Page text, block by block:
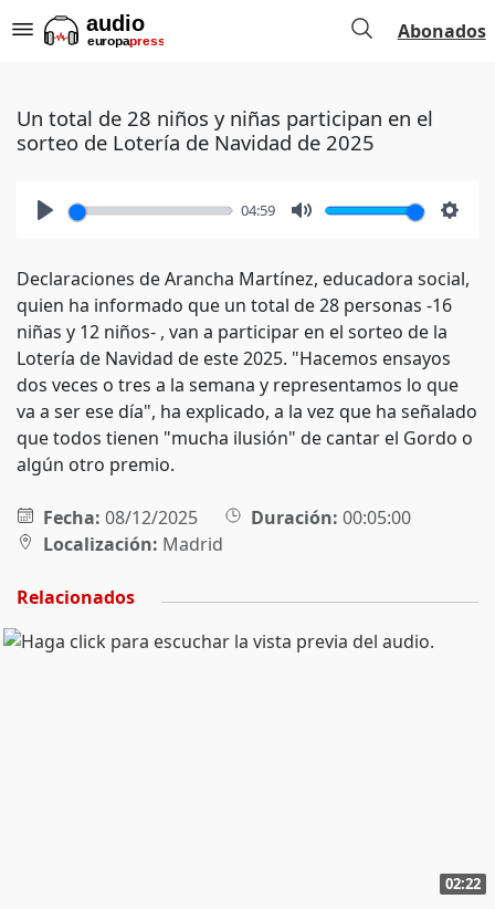
Abonados
Un total de 28 niños y niñas participan en el
sorteo de Lotería de Navidad de 2025
04:59
Declaraciones de Arancha Martínez, educadora social,
quien ha informado que un total de 28 personas -16
niñas y 12 niños- , van a participar en el sorteo de la
Lotería de Navidad de este 2025. "Hacemos ensayos
dos veces o tres a la semana y representamos lo que
va a ser ese día", ha explicado, a la vez que ha señalado
que todos tienen "mucha ilusión" de cantar el Gordo o
algún otro premio.
Fecha: 08/12/2025 Duración: 00:05:00
Localización: Madrid
Relacionados
02:22